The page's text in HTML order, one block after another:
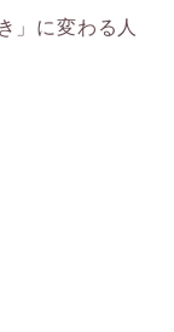
」に変わる人